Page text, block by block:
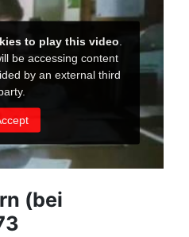
(bei